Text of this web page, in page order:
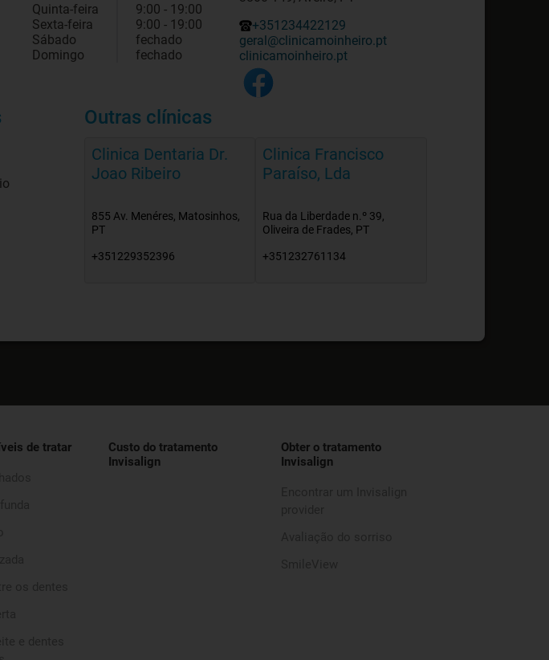
Quinta-feira
9:00 - 19:00
Sexta-feira
9:00 - 19:00
Sábado
fechado
Domingo
fechado
+351234422129
geral@clinicamoinheiro.pt
clinicamoinheiro.pt
Outras clínicas
Clinica Dentaria Dr.
Joao Ribeiro
855 Av. Menéres, Matosinhos,
PT
+351229352396
Clinica Francisco
Paraíso, Lda
Rua da Liberdade n.º 39,
Oliveira de Frades, PT
+351232761134
de tratar
Custo do tratamento
Invisalign
Obter o tratamento
Invisalign